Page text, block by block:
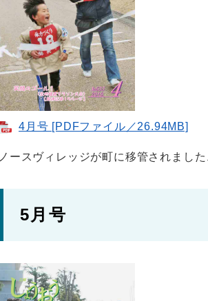
4月号 [PDFファイル／26.94MB]
ノースヴィレッジが町に移管されまし
5月号